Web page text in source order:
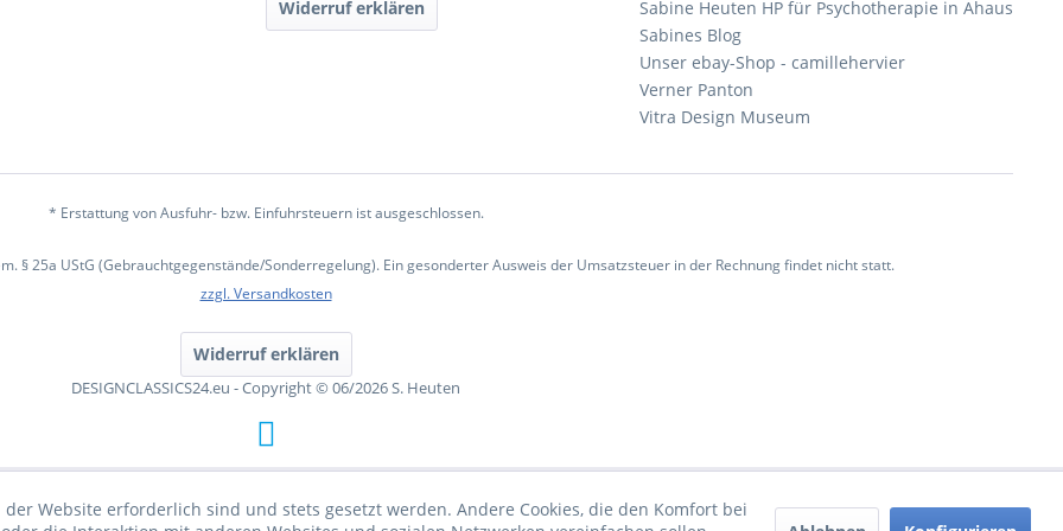
Widerruf erklären
Sabine Heuten HP für Psychotherapie in Ahaus
Sabines Blog
Unser ebay-Shop - camillehervier
Verner Panton
Vitra Design Museum
* Erstattung von Ausfuhr- bzw. Einfuhrsteuern ist ausgeschlossen.
§ 25a UStG (Gebrauchtgegenstände/Sonderregelung). Ein gesonderter Ausweis der Umsatzsteuer in der Rechnung findet nicht statt.
zzgl. Versandkosten
Widerruf erklären
DESIGNCLASSICS24.eu - Copyright © 06/2026 S. Heuten
Website erforderlich sind und stets gesetzt werden. Andere Cookies, die den Komfort bei